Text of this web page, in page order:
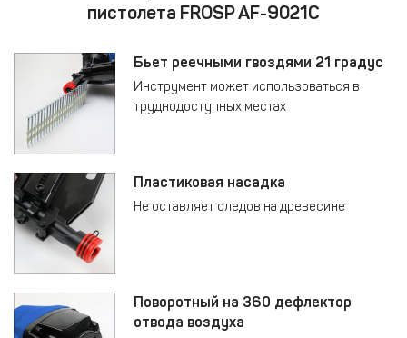
пистолета FROSP AF-9021C
Бьет реечными гвоздями 21 градус
Инструмент может использоваться в
труднодоступных местах
Пластиковая насадка
Не оставляет следов на древесине
Поворотный на 360 дефлектор
отвода воздуха